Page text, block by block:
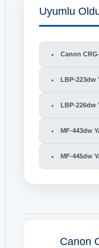
Uyumlu
Canon
LBP-223dw
LBP-226dw
MF-443dw
MF-445dw
Canon